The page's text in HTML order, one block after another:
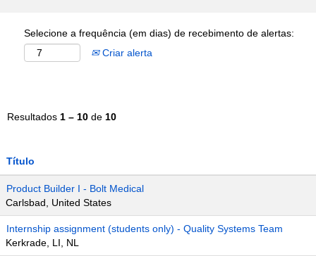
Selecione a frequência (em dias) de recebimento de alertas:
Criar alerta
Resultados 1 – 10 de 10
Título
Product Builder I - Bolt Medical
Carlsbad, United States
Internship assignment (students only) - Quality Systems Team
Kerkrade, LI, NL